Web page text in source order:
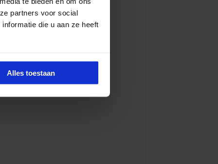
partners voor social
die u aan ze heeft
Alles toestaan